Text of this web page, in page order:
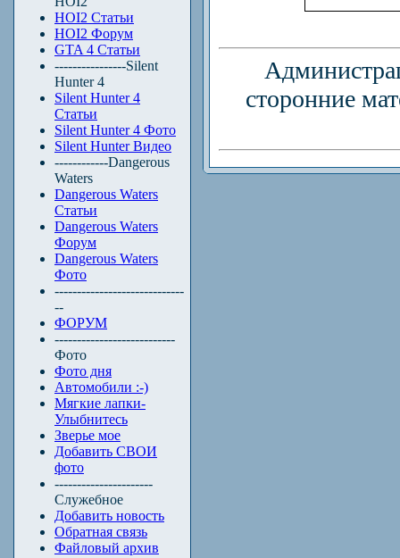
HOI2 Статьи
HOI2 Форум
GTA 4 Статьи
----------------Silent
Hunter 4
Silent Hunter 4
Статьи
Silent Hunter 4 Фото
Silent Hunter Видео
------------Dangerous
Waters
Dangerous Waters
Статьи
Dangerous Waters
Форум
Dangerous Waters
Фото
-----------------------------
--
ФОРУМ
---------------------------
Фото
Фото дня
Автомобили :-)
Мягкие лапки-
Улыбнитесь
Зверье мое
Добавить СВОИ
фото
----------------------
Служебное
Добавить новость
Обратная связь
Файловый архив
сторонние